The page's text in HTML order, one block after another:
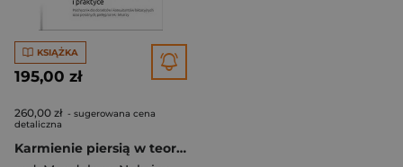
KSIĄŻKA
195,00 zł
260,00 zł - sugerowana cena
detaliczna
Karmienie piersią w teorii i praktyce w.3